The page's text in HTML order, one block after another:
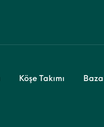
Köşe Takımı